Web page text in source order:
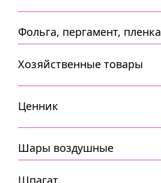
Фольга, пергамент, пленка
Хозяйственные товары
Ценник
Шары воздушные
Шпагат